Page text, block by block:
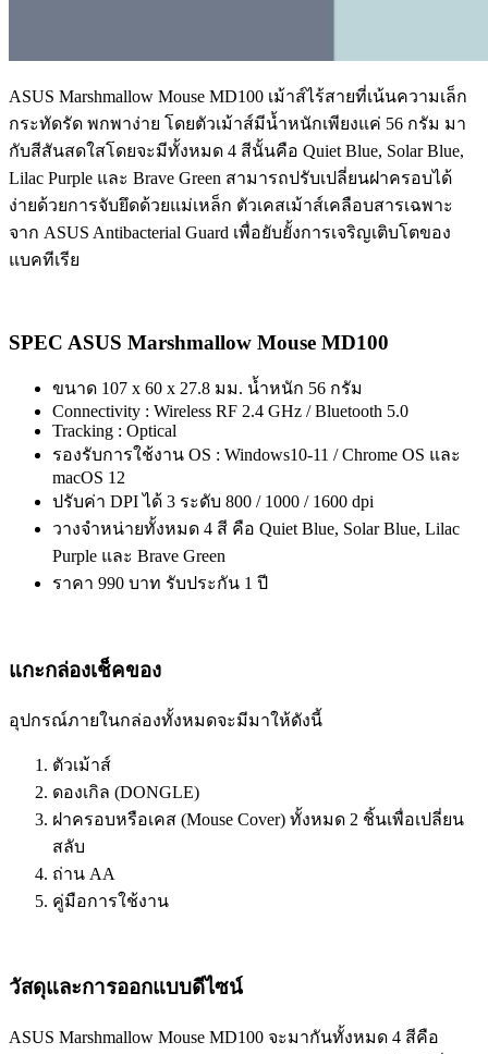
ASUS Marshmallow Mouse MD100 เม้าส์ไร้สายที่เน้นความเล็ก
กระทัดรัด พกพาง่าย โดยตัวเม้าส์มีน้ำหนักเพียงแค่ 56 กรัม มา
กับสีสันสดใสโดยจะมีทั้งหมด 4 สีนั้นคือ Quiet Blue, Solar Blue,
Lilac Purple และ Brave Green สามารถปรับเปลี่ยนฝาครอบได้
ง่ายด้วยการจับยึดด้วยแม่เหล็ก ตัวเคสเม้าส์เคลือบสารเฉพาะ
จาก ASUS Antibacterial Guard เพื่อยับยั้งการเจริญเติบโตของ
แบคทีเรีย
SPEC ASUS Marshmallow Mouse MD100
ขนาด 107 x 60 x 27.8 มม. น้ำหนัก 56 กรัม
Connectivity : Wireless RF 2.4 GHz / Bluetooth 5.0
Tracking : Optical
รองรับการใช้งาน OS : Windows10-11 / Chrome OS และ
macOS 12
ปรับค่า DPI ได้ 3 ระดับ 800 / 1000 / 1600 dpi
วางจำหน่ายทั้งหมด 4 สี คือ Quiet Blue, Solar Blue, Lilac
Purple และ Brave Green
ราคา 990 บาท รับประกัน 1 ปี
แกะกล่องเช็คของ
อุปกรณ์ภายในกล่องทั้งหมดจะมีมาให้ดังนี้
ตัวเม้าส์
ดองเกิล (DONGLE)
ฝาครอบหรือเคส (Mouse Cover) ทั้งหมด 2 ชิ้นเพื่อเปลี่ยน
สลับ
ถ่าน AA
คู่มือการใช้งาน
วัสดุและการออกแบบดีไซน์
ASUS Marshmallow Mouse MD100 จะมากันทั้งหมด 4 สีคือ